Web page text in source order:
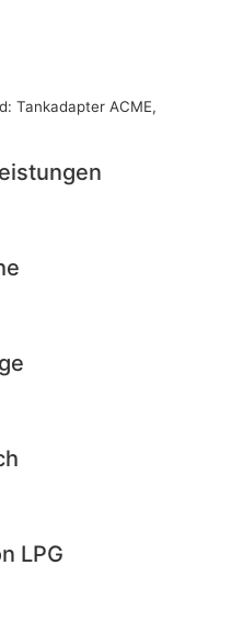
Tankadapter ACME,
LPG